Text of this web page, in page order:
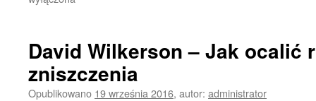
David Wilkerson – Jak ocalić
zniszczenia
Opublikowano 19 września 2016, autor: administrator